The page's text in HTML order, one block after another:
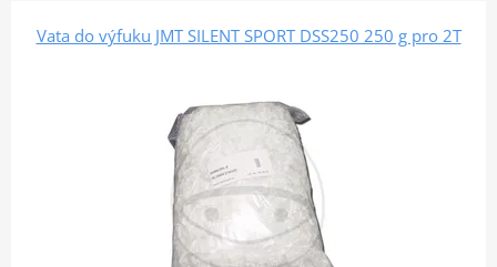
Vata do výfuku JMT SILENT SPORT DSS250 250 g pro 2T